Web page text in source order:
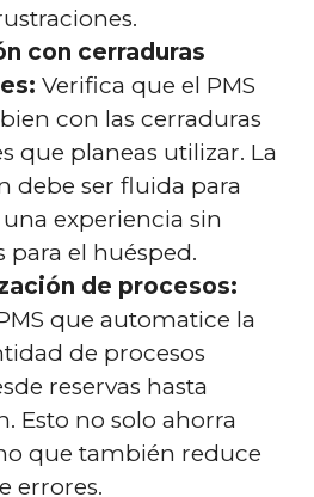
con cerraduras
Verifica que el PMS
con las cerraduras
que planeas utilizar. La
debe ser fluida para
experiencia sin
para el huésped.
de procesos:
que automatice la
de procesos
reservas hasta
Esto no solo ahorra
que también reduce
errores.